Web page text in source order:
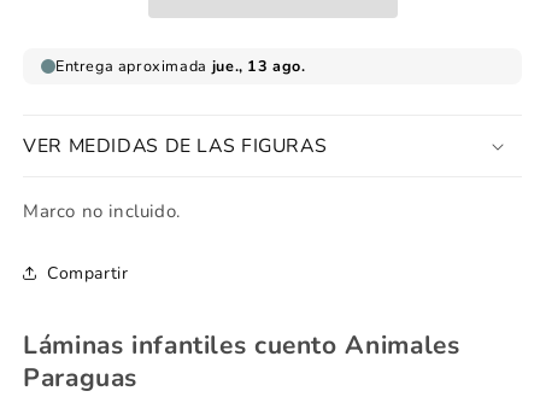
VER MEDIDAS DE LAS FIGURAS
Marco no incluido.
Compartir
Láminas infantiles cuento Animales
Paraguas